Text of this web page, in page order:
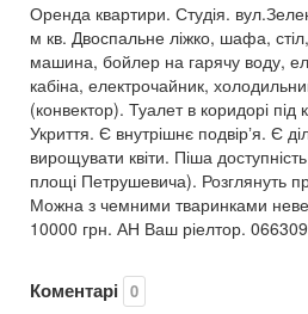
Оренда квартири. Студія.
м кв. Двоспальне ліжко, шафа,
машина, бойлер на гарячу воду,
кабіна, електрочайник,
(конвектор). Туалет в коридорі
Укриття. Є внутрішнє подвірʼя. Є
вирощувати квіти. Піша
площі Петрушевича). Розглянуть
Можна з чемними тваринками
10000 грн. АН Ваш ріелтор.
Коментарі 0